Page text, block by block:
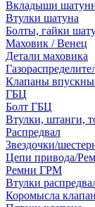
Вкладыши
Втулки шатуна
Болты, гайки
Маховик / Венец
Детали маховика
Клапаны
ГБЦ
Болт ГБЦ
Втулки, штанги,
Распредвал
Звездочки/
Цепи привода/
Ремни ГРМ
Втулки
Коромысла